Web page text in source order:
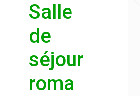
Salle
de
séjour
roma